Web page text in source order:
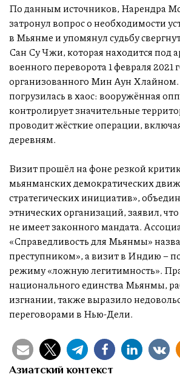
По данным источников, Нарендра
затронул вопрос о необходимости
в Мьянме и упомянул судьбу
Сан Су Чжи, которая находится под
военного переворота 1 февраля 2021
организованного Мин Аун Хлайном.
погрузилась в хаос: вооружённая
контролирует значительные
проводит жёсткие операции,
деревням.
Визит прошёл на фоне резкой
мьянманских демократических
стратегических инициатив»,
этнических организаций, заявил,
не имеет законного мандата.
«Справедливость для Мьянмы»
преступником», а визит в Индию –
режиму «ложную легитимность».
национального единства Мьянмы,
изгнании, также выразило
переговорами в Нью-Дели.
Азиатский контекст